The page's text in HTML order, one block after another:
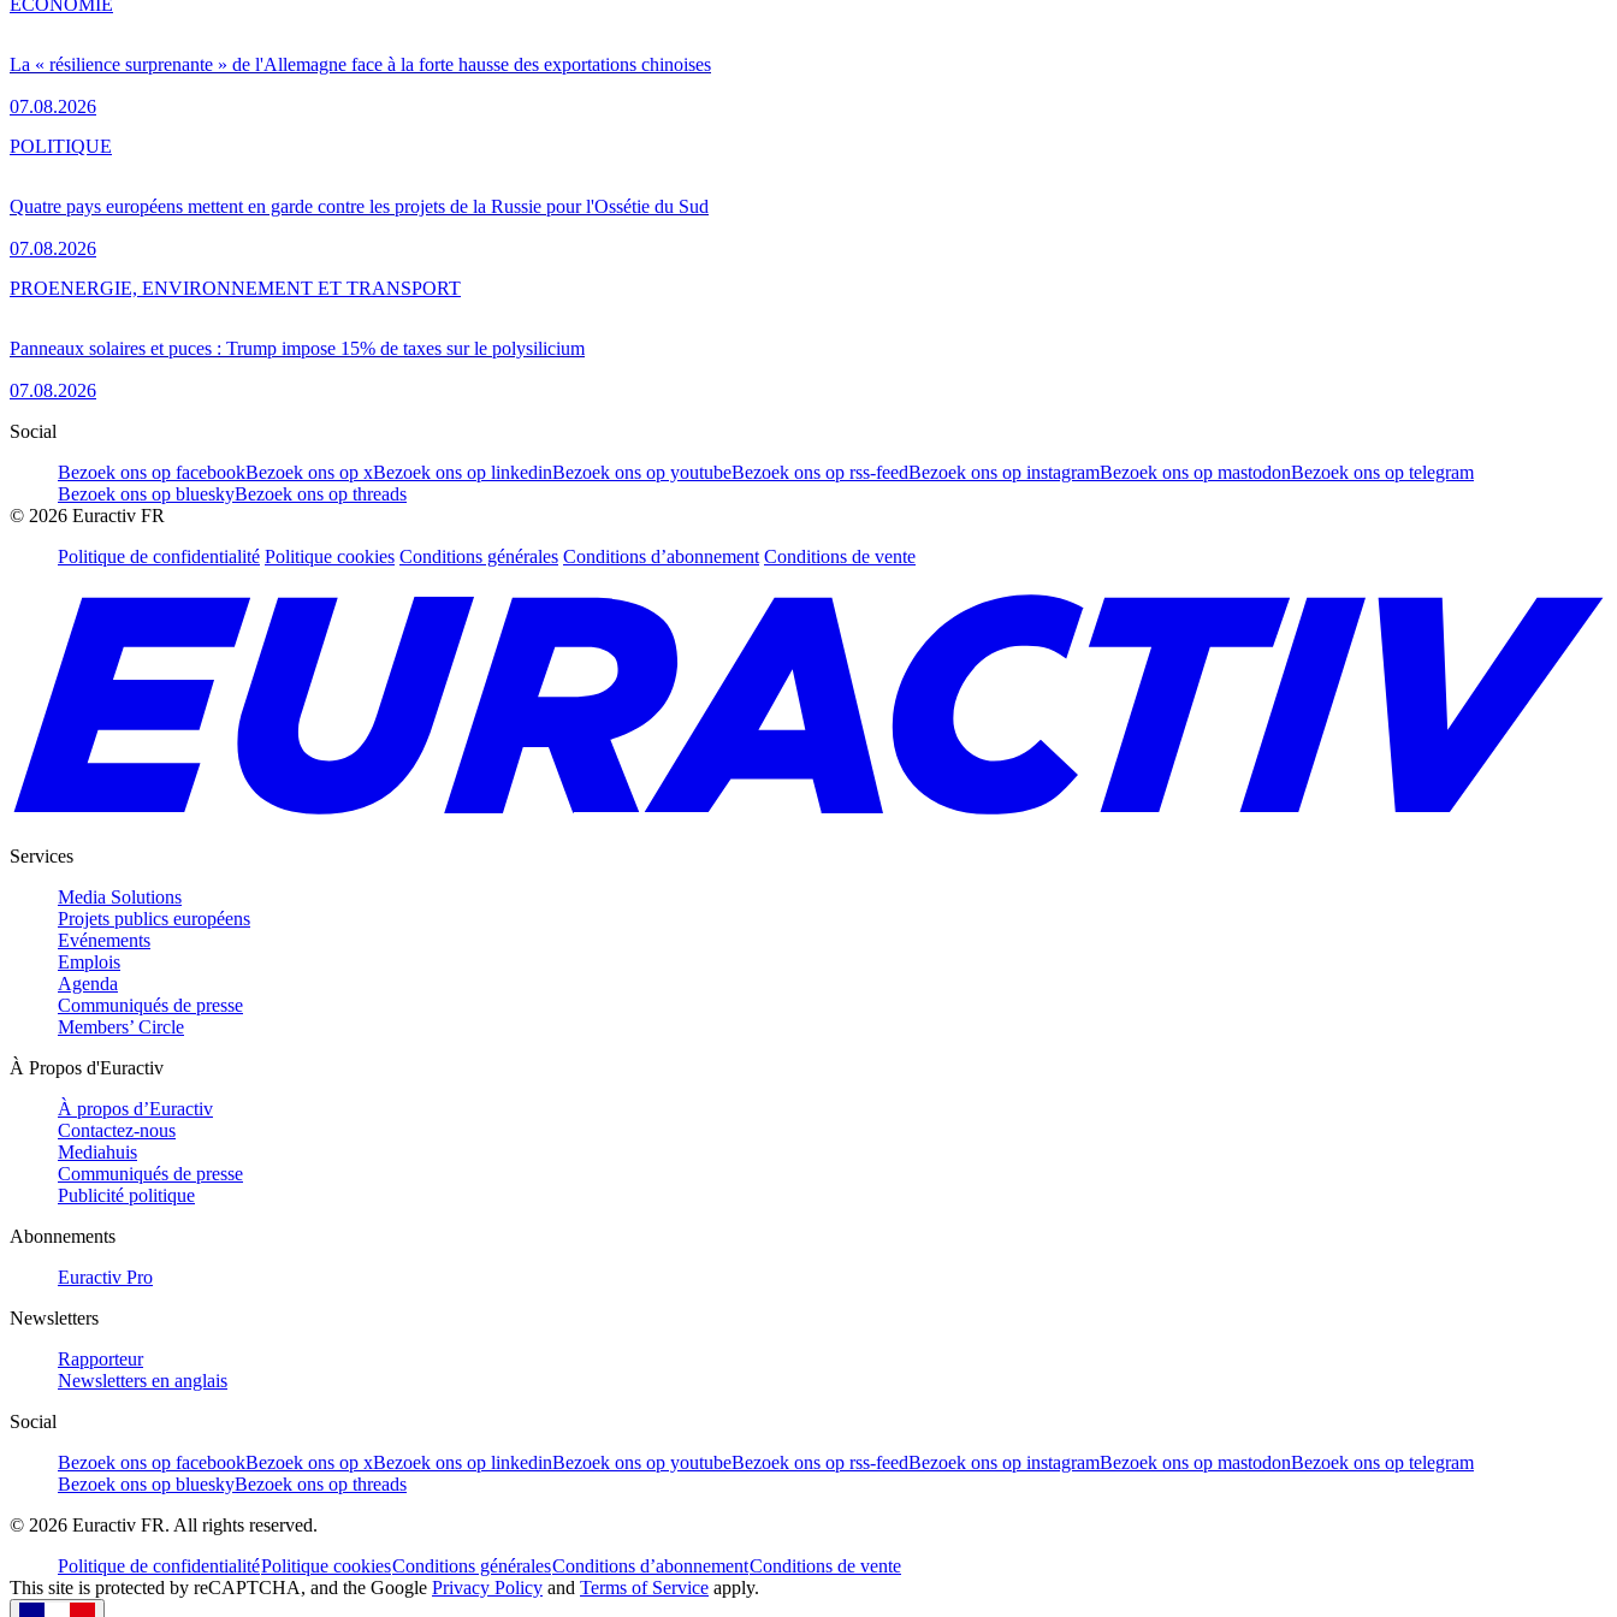
La « résilience surprenante » de l'Allemagne face à la forte hausse des exportations chinoises
07.08.2026
ÉCONOMIE
Quatre pays européens mettent en garde contre les projets de la Russie pour l'Ossétie du Sud
07.08.2026
POLITIQUE
Panneaux solaires et puces : Trump impose 15% de taxes sur le polysilicium
07.08.2026
PROENERGIE, ENVIRONNEMENT ET TRANSPORT
Social
Bezoek ons op facebookBezoek ons op xBezoek ons op linkedinBezoek ons op youtubeBezoek ons op rss-feedBezoek ons op instagramBezoek ons op mastodonBezoek ons op telegram
Bezoek ons op blueskyBezoek ons op threads
© 2026 Euractiv FR
Politique de confidentialité Politique cookies Conditions générales Conditions d’abonnement Conditions de vente
Services
Media Solutions
Projets publics européens
Evénements
Emplois
Agenda
Communiqués de presse
Members’ Circle
À Propos d'Euractiv
À propos d’Euractiv
Contactez-nous
Mediahuis
Communiqués de presse
Publicité politique
Abonnements
Euractiv Pro
Newsletters
Rapporteur
Newsletters en anglais
Social
Bezoek ons op facebookBezoek ons op xBezoek ons op linkedinBezoek ons op youtubeBezoek ons op rss-feedBezoek ons op instagramBezoek ons op mastodonBezoek ons op telegram
Bezoek ons op blueskyBezoek ons op threads
© 2026 Euractiv FR. All rights reserved.
Politique de confidentialitéPolitique cookiesConditions généralesConditions d’abonnementConditions de vente
This site is protected by reCAPTCHA, and the Google Privacy Policy and Terms of Service apply.